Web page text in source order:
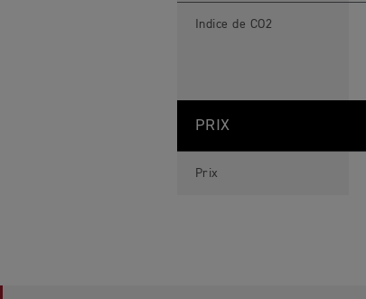
Indice de CO2
PRIX
Prix